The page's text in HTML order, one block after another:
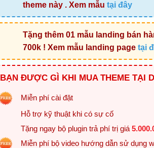
theme này . Xem mẫu tại đây
Tặng thêm 01 mẫu landing bán
700k ! Xem mẫu landing page tại
BẠN ĐƯỢC GÌ KHI MUA THEME TẠI
Miễn phí cài đặt
Hỗ trợ kỹ thuật khi có sự cố
Tặng ngay bộ plugin trả phí trị giá
Miễn phí bộ video hướng dẫn sử dụng